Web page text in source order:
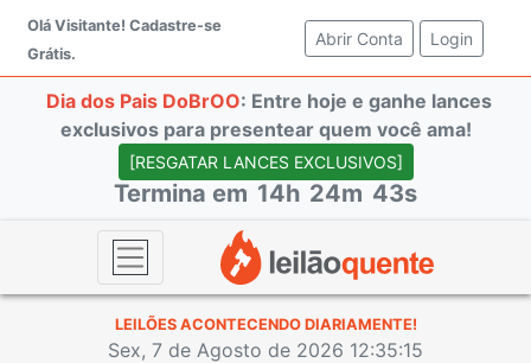
Olá Visitante! Cadastre-se
Grátis.
Abrir Conta (current)
Login
Dia dos Pais DoBrOO: Entre hoje e ganhe lances
exclusivos para presentear quem você ama!
[RESGATAR LANCES EXCLUSIVOS]
Termina em 14h 24m 42s
LEILÕES ACONTECENDO DIARIAMENTE!
Sex, 7 de Agosto de 2026 12:35:16